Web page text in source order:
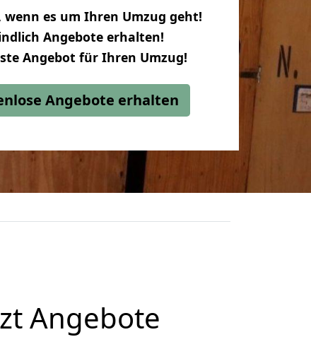
es um Ihren Umzug geht!
Angebote erhalten!
Angebot für Ihren Umzug!
Angebote erhalten
Angebote